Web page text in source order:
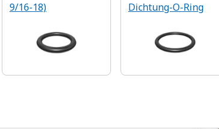
9/16-18)
Dichtung-O-Ring